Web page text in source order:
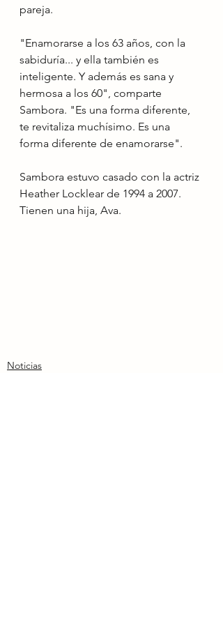
pareja.
"Enamorarse a los 63 años, con la
sabiduría... y ella también es
inteligente. Y además es sana y
hermosa a los 60", comparte
Sambora. "Es una forma diferente,
te revitaliza muchísimo. Es una
forma diferente de enamorarse".
Sambora estuvo casado con la actriz
Heather Locklear de 1994 a 2007.
Tienen una hija, Ava.
Noticias